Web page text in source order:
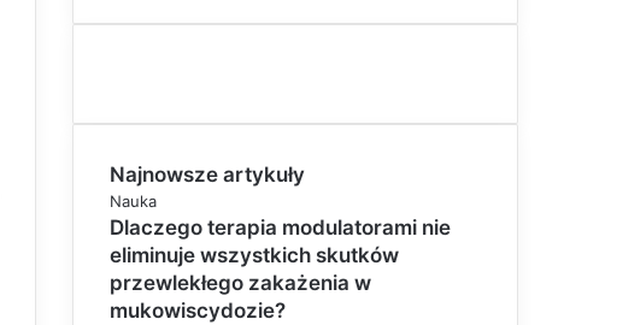
Najnowsze artykuły
Nauka
Dlaczego terapia modulatorami nie
eliminuje wszystkich skutków
przewlekłego zakażenia w
mukowiscydozie?